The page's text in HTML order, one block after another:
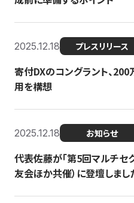
2025.12.18 プレスリリース
寄付DXのコングラント、
用を構想
2025.12.18 お知らせ
代表佐藤が「第5回マルチセ
友会ほか共催）に登壇しまし